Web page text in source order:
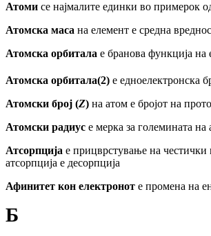
Атоми се најмалите единки во примерок
Атомска маса на елемент е средна
Атомска орбитала е бранова функција на
Атомска орбитала(2) е едноелектронска
Атомски број (Z) на атом е бројот на
Атомски радиус е мерка за големината на
Атсорпција е прицврстување на честички
атсорпција е десорпција
Афинитет кон електронот е промена на
Б